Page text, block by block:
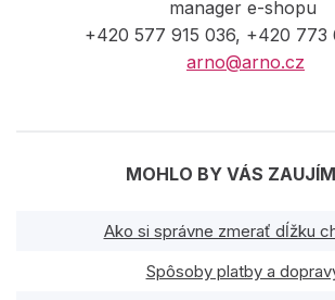
manager e-shopu
+420 577 915 036, +420 773
arno@arno.cz
MOHLO BY VÁS
Ako si správne zmerať dĺžku
Spôsoby platby a